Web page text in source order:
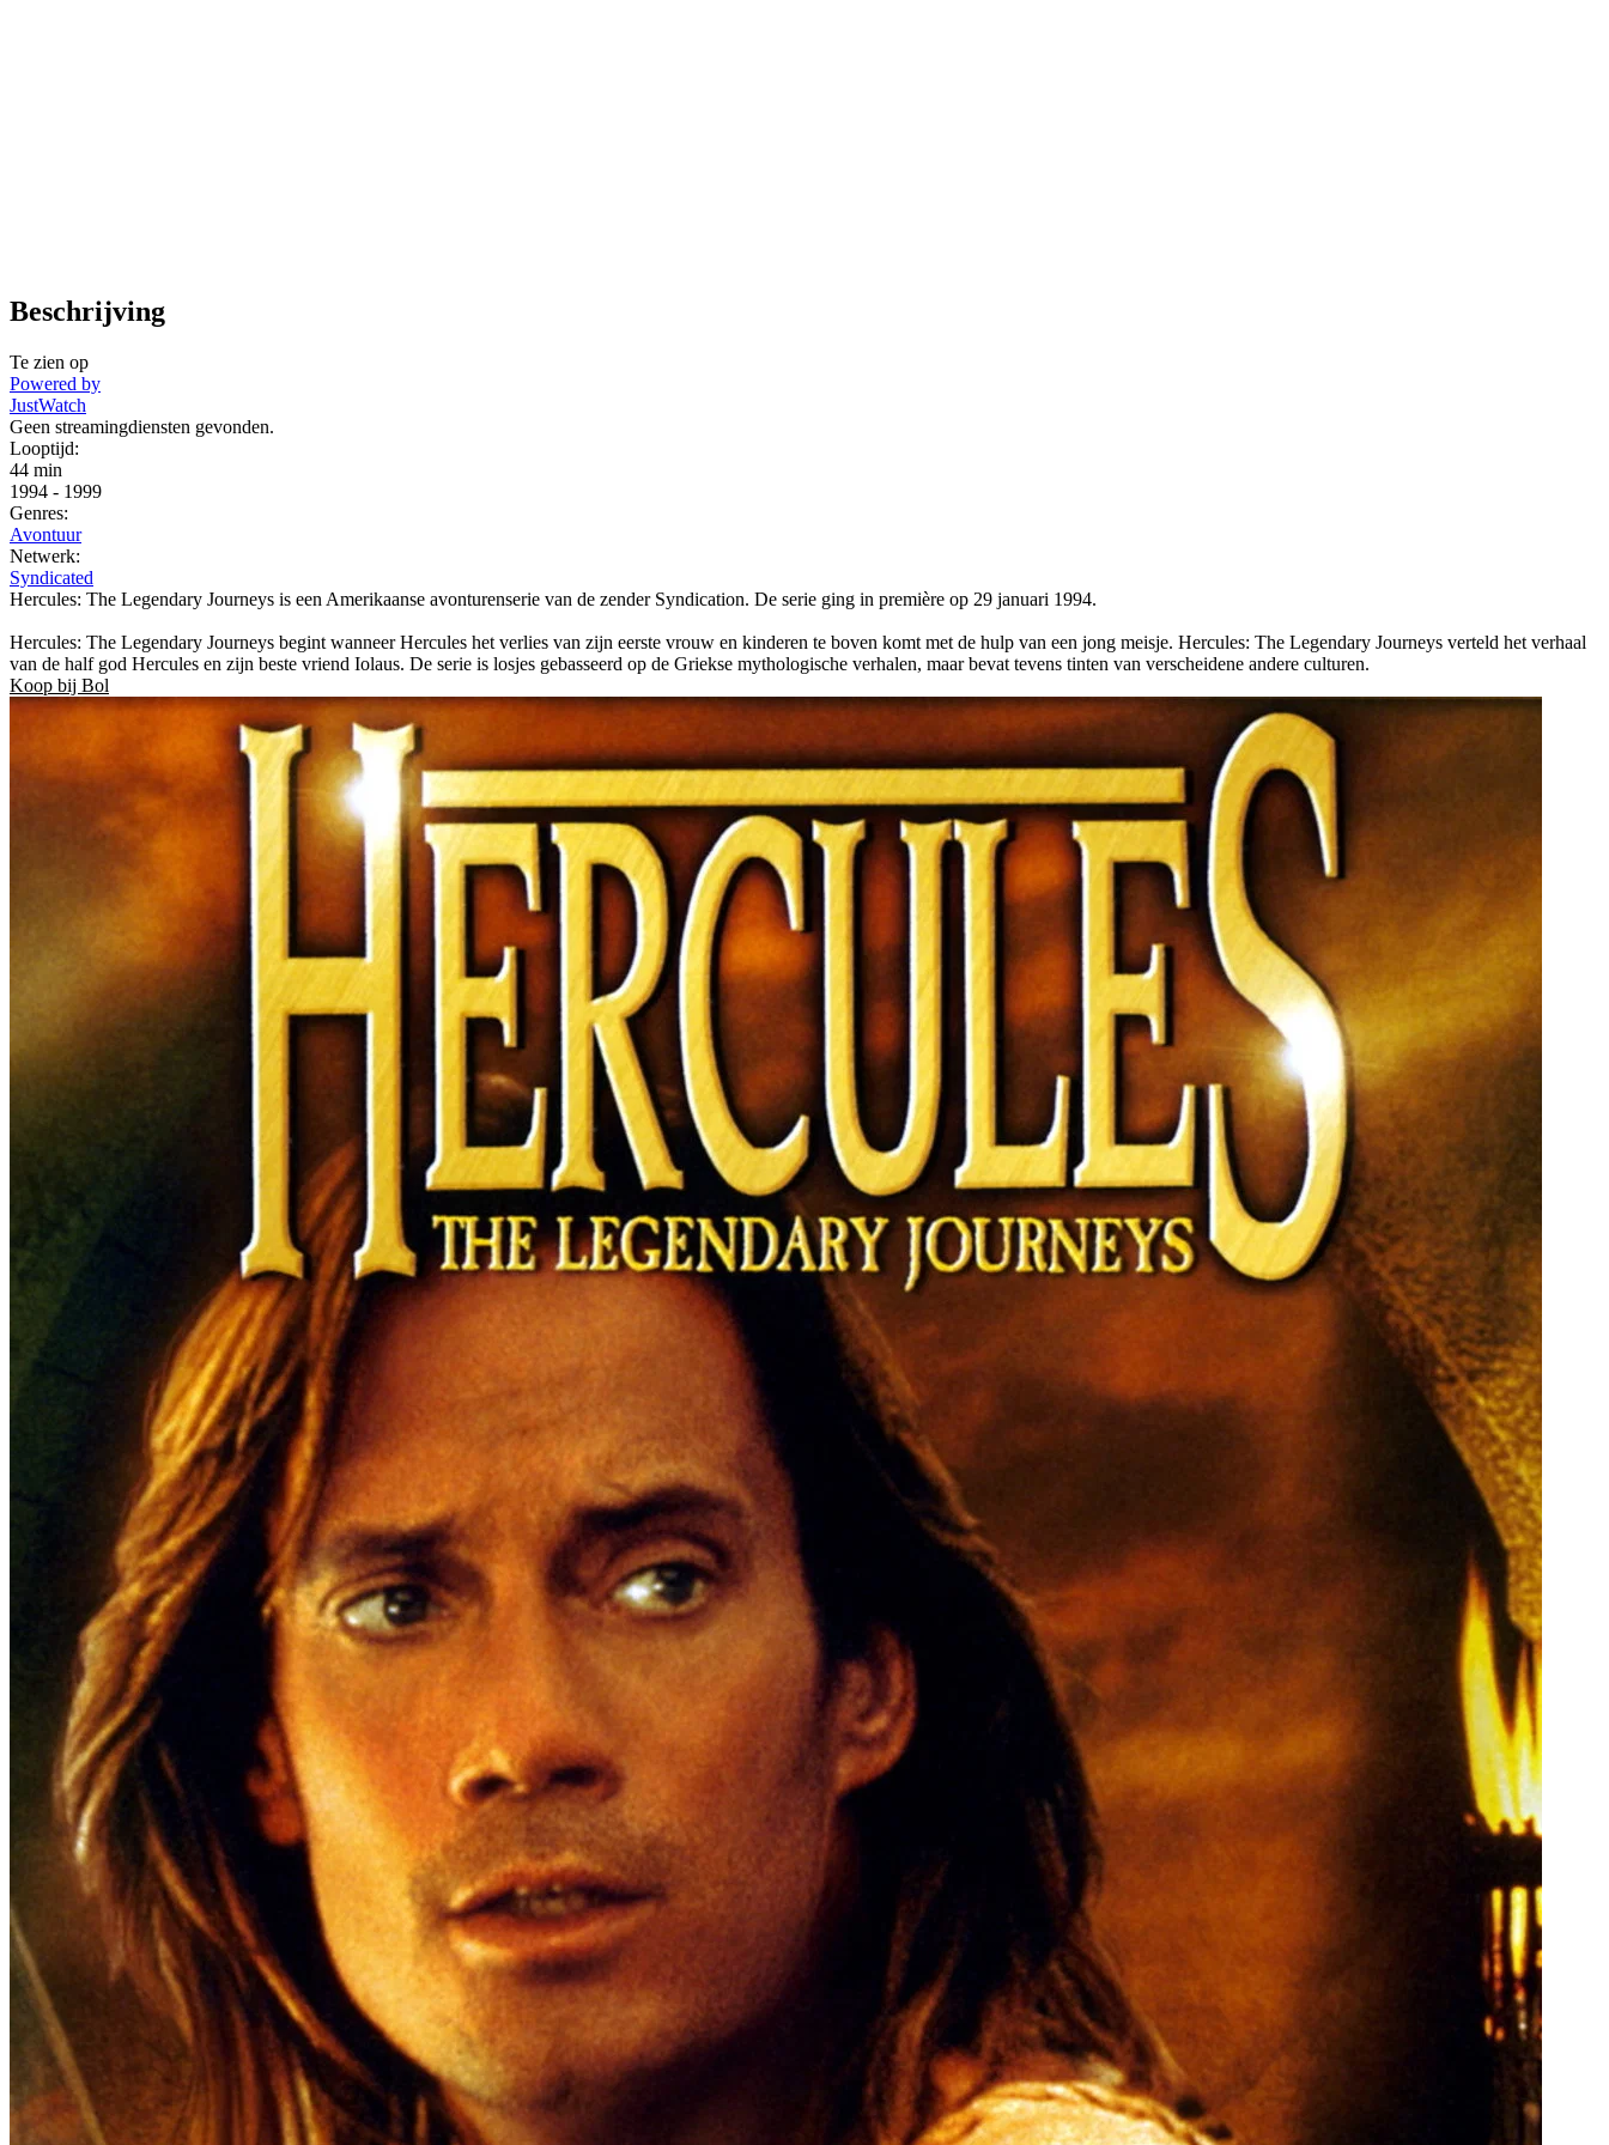
Beschrijving
Te zien op
Powered by
JustWatch
Geen streamingdiensten gevonden.
Looptijd:
44 min
1994 - 1999
Genres:
Avontuur
Netwerk:
Syndicated
Hercules: The Legendary Journeys is een Amerikaanse avonturenserie van de zender Syndication. De serie ging in première op 29 januari 1994.
Hercules: The Legendary Journeys begint wanneer Hercules het verlies van zijn eerste vrouw en kinderen te boven komt met de hulp van een jong meisje. Hercules: The Legendary Journeys verteld het verhaal
van de half god Hercules en zijn beste vriend Iolaus. De serie is losjes gebasseerd op de Griekse mythologische verhalen, maar bevat tevens tinten van verscheidene andere culturen.
Koop bij Bol